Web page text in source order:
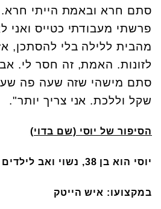
סתם חרא ובאמת הייתי חרא.
פרשתי מעבודתי כטייס ואני
מהבית ללילה בלי להסתכן,
לזונות. האמת, זה חסר לי.
סתם מישהי שזה שעה פה
שקל וללכת. אני צריך יותר".
הסיפור של יוסי (שם בדוי)
יוסי הוא בן 38, נשוי ואב לילדים צעירים, תושב גוש דן.
במקצועו: איש הייטק